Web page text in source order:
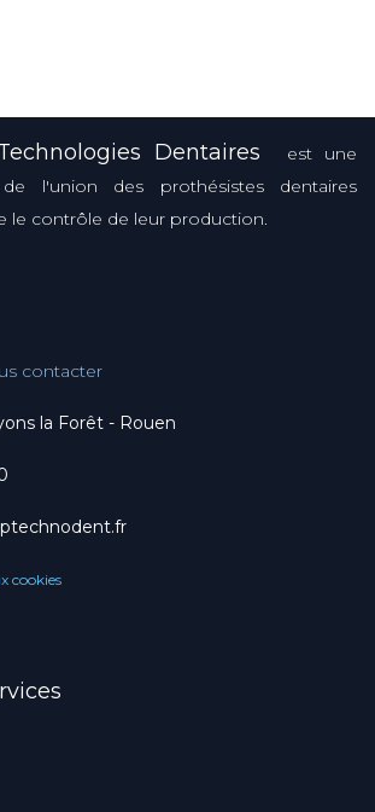
Dentaires
est une
l'union des prothésistes dentaires
le contrôle de leur production.
contacter
la Forêt - Rouen
cookies